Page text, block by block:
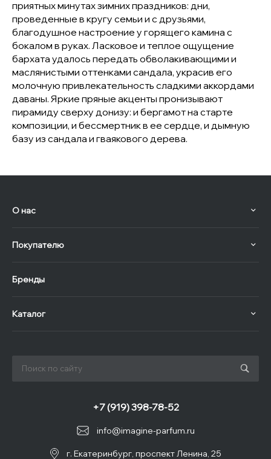
приятных минутах зимних праздников: дни,
проведенные в кругу семьи и с друзьями,
благодушное настроение у горящего камина с
бокалом в руках. Ласковое и теплое ощущение
бархата удалось передать обволакивающими и
маслянистыми оттенками сандала, украсив его
молочную привлекательность сладкими аккордами
даваны. Яркие пряные акценты пронизывают
пирамиду сверху донизу: и бергамот на старте
композиции, и бессмертник в ее сердце, и дымную
базу из сандала и гваякового дерева.
О нас
Покупателю
Бренды
Каталог
info@imagine-parfum.ru
+7 (919) 398-78-52
г. Екатеринбург, проспект Ленина, 25